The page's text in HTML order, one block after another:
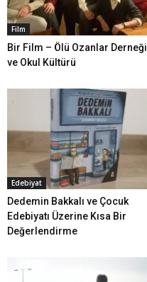
Film
Bir Film – Ölü Ozanlar Derneği
ve Okul Kültürü
Edebiyat
Dedemin Bakkalı ve Çocuk
Edebiyatı Üzerine Kısa Bir
Değerlendirme